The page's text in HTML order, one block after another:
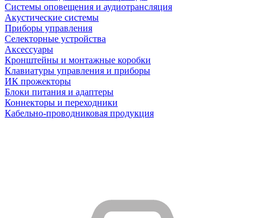
Системы оповещения и аудиотрансляция
Акустические системы
Приборы управления
Селекторные устройства
Аксессуары
Кронштейны и монтажные коробки
Клавиатуры управления и приборы
ИК прожекторы
Блоки питания и адаптеры
Коннекторы и переходники
Кабельно-проводниковая продукция